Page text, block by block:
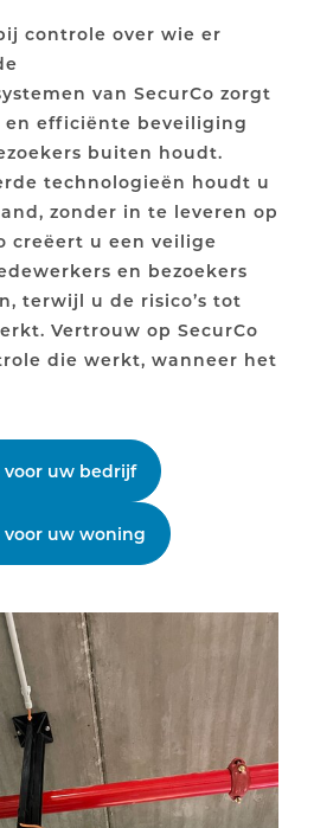
controle over wie er
van SecurCo zorgt
en efficiënte beveiliging
buiten houdt.
technologieën houdt u
zonder in te leveren op
creëert u een veilige
en bezoekers
terwijl u de risico’s tot
Vertrouw op SecurCo
die werkt, wanneer het
voor uw bedrijf
voor uw woning